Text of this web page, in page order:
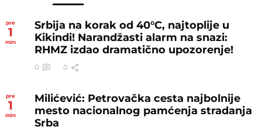
pre
1
min
Srbija na korak od 40°C, najtoplije u
Kikindi! Narandžasti alarm na snazi:
RHMZ izdao dramatično upozorenje!
0 0
pre
1
min
Milićević: Petrovačka cesta najbolnije
mesto nacionalnog pamćenja stradanja
Srba